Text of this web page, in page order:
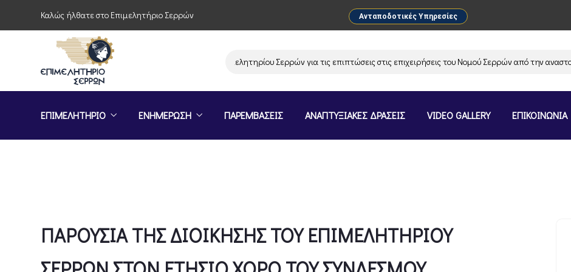
Καλώς ήλθατε στο Επιμελητήριο Σερρών Ανταποδοτικές Υπηρεσίες
Παρέμβαση του Επιμελητηρίου Σερρών για τις επιπτώσεις στις επιχειρήσεις του Νομού Σερρών από την αναστολή
ΕΠΙΜΕΛΗΤΗΡΙΟ ΕΝΗΜΕΡΩΣΗ ΠΑΡΕΜΒΑΣΕΙΣ ΑΝΑΠΤΥΞΙΑΚΕΣ ΔΡΑΣΕΙΣ VIDEO GALLERY ΕΠΙΚΟΙΝΩΝΙΑ
ΠΑΡΟΥΣΙΑ ΤΗΣ ΔΙΟΙΚΗΣΗΣ ΤΟΥ ΕΠΙΜΕΛΗΤΗΡΙΟΥ